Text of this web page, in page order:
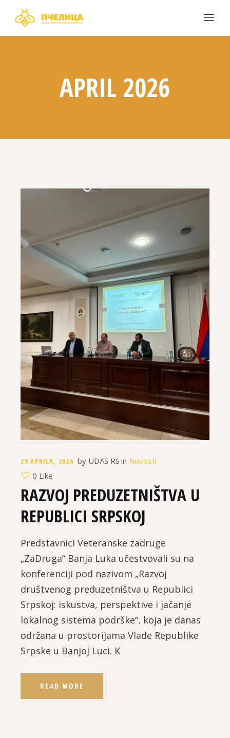
APRIL 2026
29 APRILA, 2026 by UDAS RS in Novosti
0 Like
RAZVOJ PREDUZETNIŠTVA U
REPUBLICI SRPSKOJ
Predstavnici Veteranske zadruge
„ZaDruga“ Banja Luka učestvovali su na
konferenciji pod nazivom „Razvoj
društvenog preduzetništva u Republici
Srpskoj: iskustva, perspektive i jačanje
lokalnog sistema podrške“, koja je danas
održana u prostorijama Vlade Republike
Srpske u Banjoj Luci. K
READ MORE